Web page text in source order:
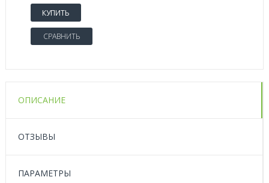
КУПИТЬ
СРАВНИТЬ
ОПИСАНИЕ
ОТЗЫВЫ
ПАРАМЕТРЫ